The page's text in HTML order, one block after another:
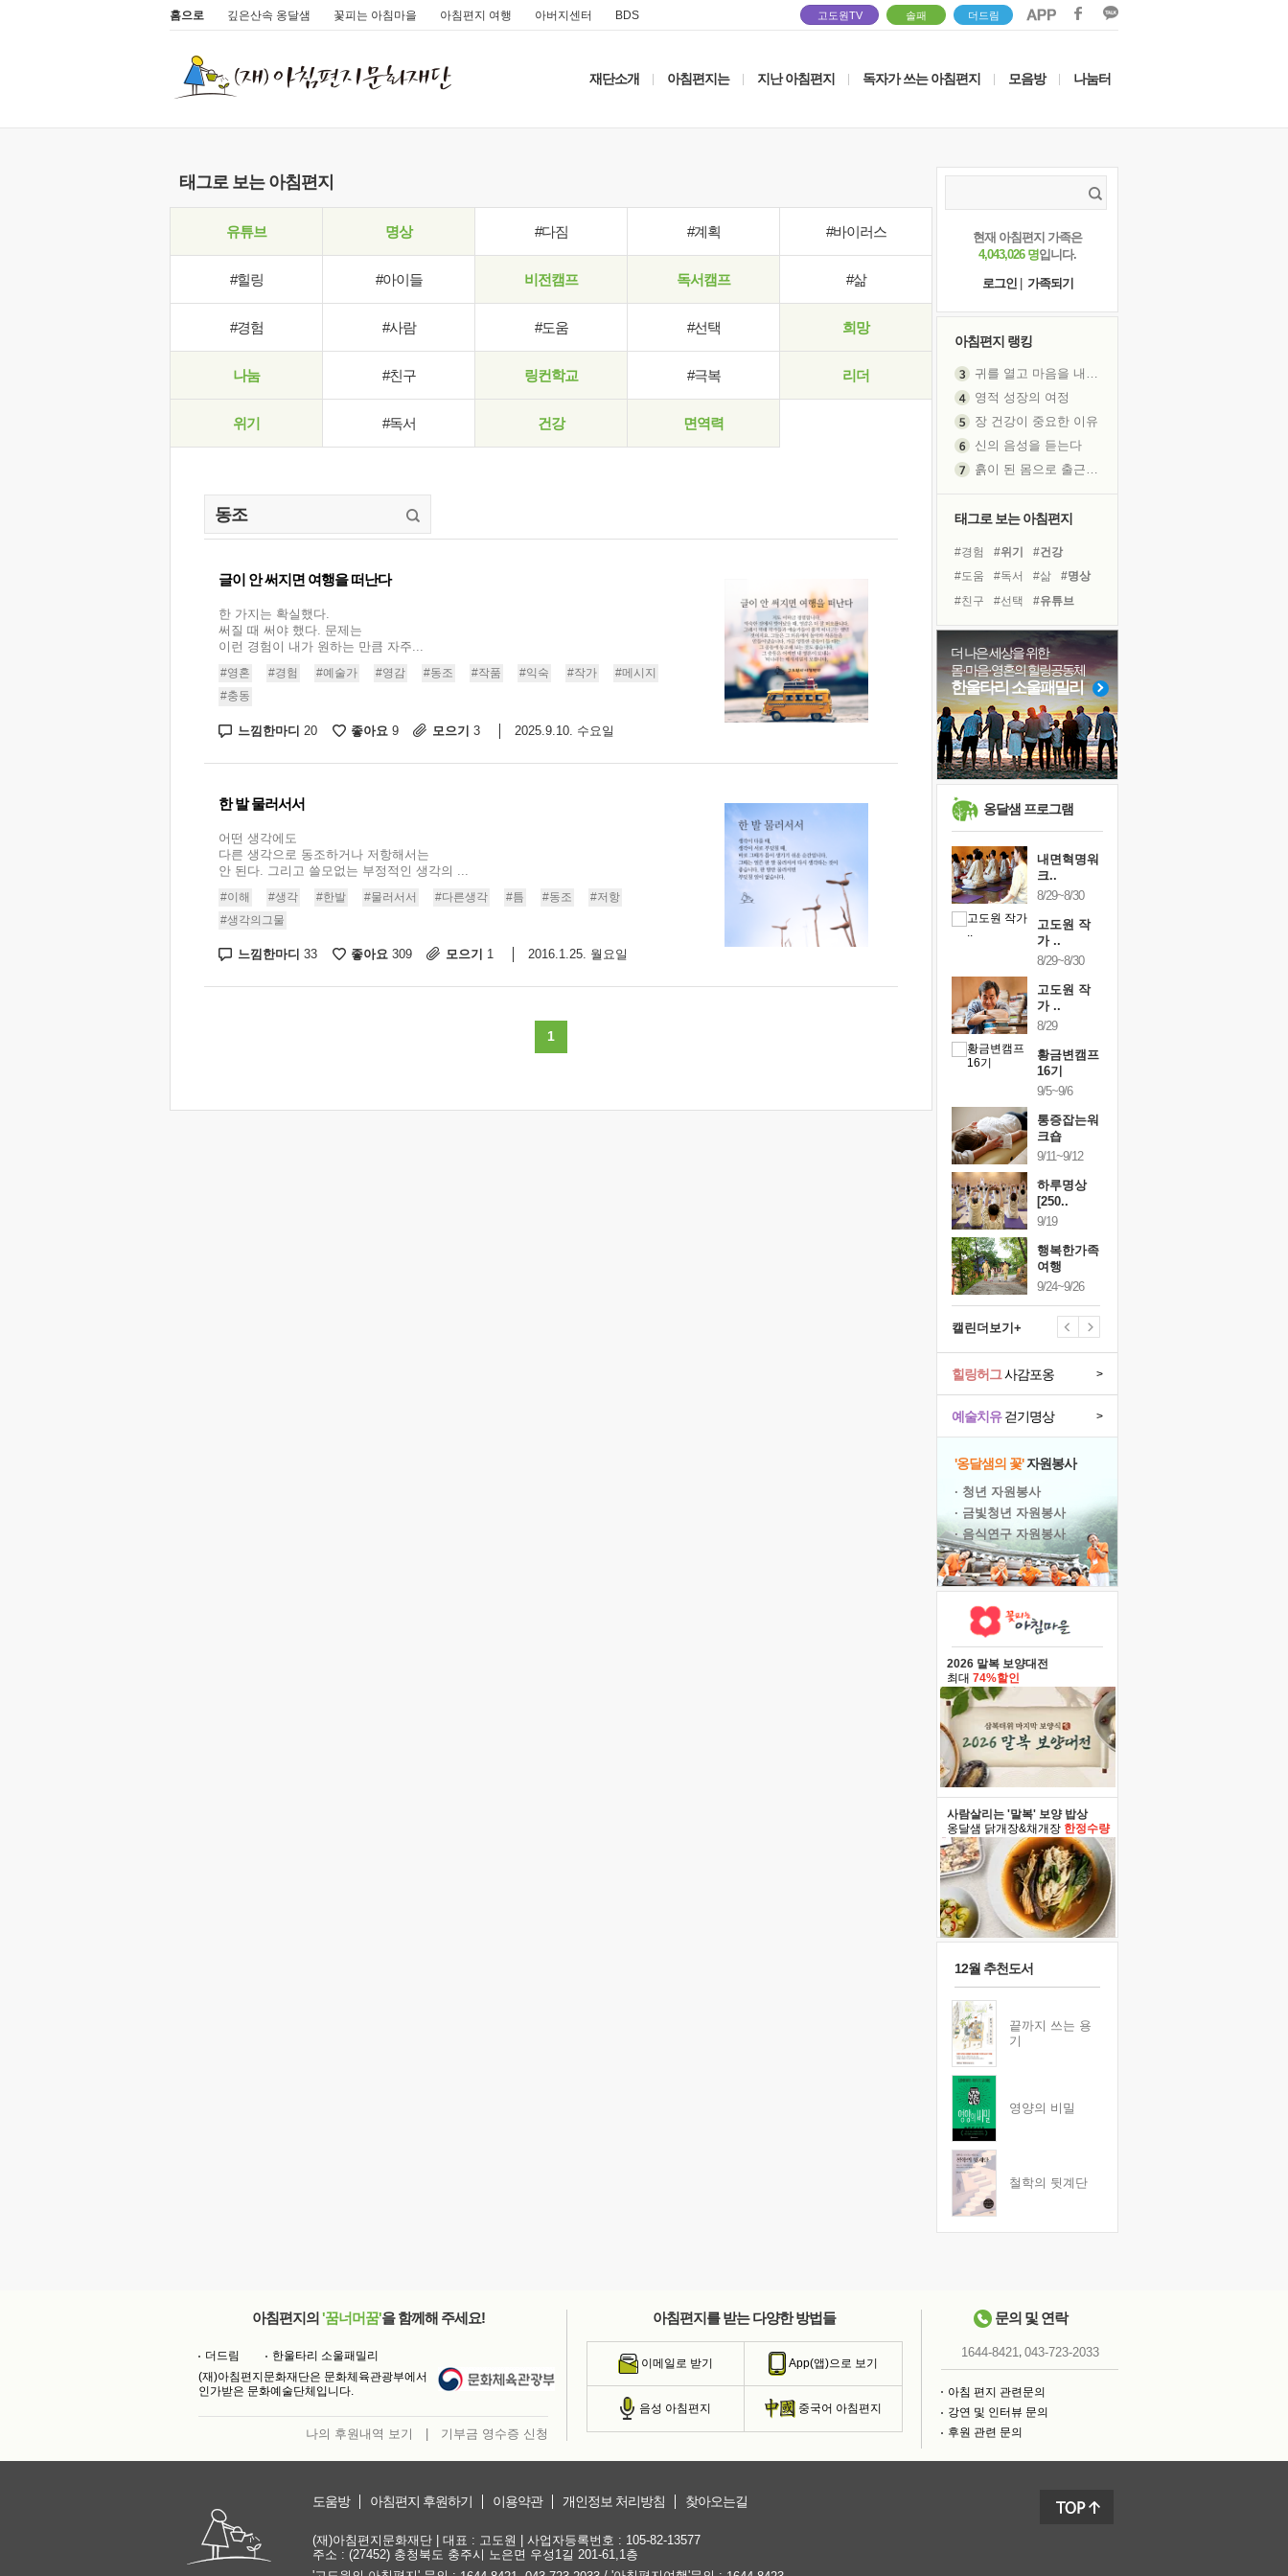
홈으로 깊은산속 옹달샘 꽃피는 아침마을 아침편지 여행 아버지센터 BDS 고도원TV 솔패 더드림
재단소개 아침편지는 지난 아침편지 독자가 쓰는 아침편지 모음방 나눔터
태그로 보는 아침편지
유튜브 명상 #다짐 #계획 #바이러스
#힐링 #아이들 비전캠프 독서캠프 #삶
#경험 #사람 #도움 #선택 희망
나눔 #친구 링컨학교 #극복 리더
위기 #독서 건강 면역력
글이 안 써지면 여행을 떠난다
한 가지는 확실했다.
써질 때 써야 했다. 문제는
이런 경험이 내가 원하는 만큼 자주...
#영혼 #경험 #예술가 #영감 #동조 #작품 #익숙 #작가
#메시지
#충동
느낌한마디 20 좋아요 9 모으기 3 2025.9.10. 수요일
한 발 물러서서
어떤 생각에도
다른 생각으로 동조하거나 저항해서는
안 된다. 그리고 쓸모없는 부정적인 생각의 ...
#이해 #생각 #한발 #물러서서 #다른생각 #틈 #동조
#저항
#생각의그물
느낌한마디 33 좋아요 309 모으기 1 2016.1.25. 월요일
1
현재 아침편지 가족은
4,043,026 명입니다.
로그인
가족되기
아침편지 랭킹
귀를 열고 마음을 내어주고
영적 성장의 여정
장 건강이 중요한 이유
신의 음성을 듣는다
흙이 된 몸으로 출근하는 여자
졸업식 사진을 보며
극심한 변비, 어깨결림, 수면 장애
아픈 아버지를 위한 공간 설계
슬럼프
보고 싶은 어머니
유년 시절의 부산 영도 바다
못된 꼰대들
희망이란
'모른다'는 것
태그로 보는 아침편지
#경험 #위기
#건강
#도움
#독서 #삶
#명상
#친구
#선택
#유튜브
#독서캠프
#힐링
#나눔
#비전캠프
#링컨학교
#사람
#계획
#극복
#다짐
#면역력 #아이들
더 나은 세상을 위한
몸·마음·영혼의 힐링공동체
한울타리 소울패밀리
옹달샘 프로그램
스..
10/9~10/10
내면혁명워
크..
황금변캠프
내면혁명워
크..
8/29~8/30
고도원 작
가 ..
8/29~8/30
고도원 작
가 ..
8/29
황금변캠프
16기
9/5~9/6
통증잡는워
크숍
9/11~9/12
하루명상
[250..
9/19
행복한가족
여행
9/24~9/26
캘린더보기+
예술치유걷기명상 >
힐링허그사감포옹 >
'옹달샘의 꽃'자원봉사
· 청년 자원봉사
· 금빛청년 자원봉사
· 음식연구 자원봉사
2026 말복 보양대전
최대 74%할인
사람살리는 '말복' 보양 밥상
옹달샘 닭개장&채개장 한정수량
12월 추천도서
끝까지 쓰는 용
기
영양의 비밀
철학의 뒷계단
아침편지의 '꿈너머꿈'을 함께해 주세요!
더드림
한울타리 소울패밀리
(재)아침편지문화재단은 문화체육관광부에서
인가받은 문화예술단체입니다.
나의 후원내역 보기 기부금 영수증 신청
아침편지를 받는 다양한 방법들
이메일로 받기 App(앱)으로 보기
음성 아침편지 중국어 아침편지
문의 및 연락
1644-8421, 043-723-2033
아침 편지 관련문의
강연 및 인터뷰 문의
후원 관련 문의
도움방 아침편지 후원하기 이용약관 개인정보 처리방침 찾아오는길
(재)아침편지문화재단 | 대표 : 고도원 | 사업자등록번호 : 105-82-13577
주소 : (27452) 충청북도 충주시 노은면 우성1길 201-61,1층